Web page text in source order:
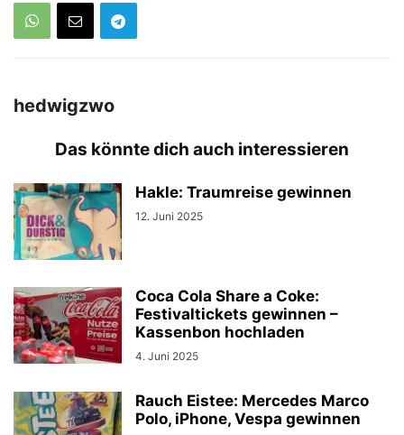
hedwigzwo
Das könnte dich auch interessieren
Hakle: Traumreise gewinnen
12. Juni 2025
Coca Cola Share a Coke:
Festivaltickets gewinnen –
Kassenbon hochladen
4. Juni 2025
Rauch Eistee: Mercedes Marco
Polo, iPhone, Vespa gewinnen